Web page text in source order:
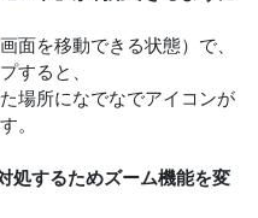
面を移動できる状態）で、
すると、
場所になでなでアイコンが
。
処するためズーム機能を変